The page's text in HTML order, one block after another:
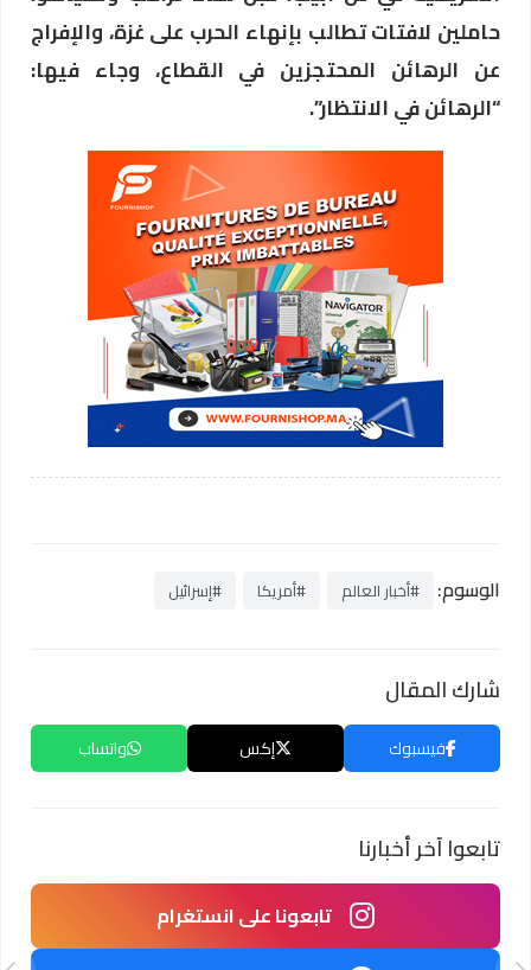
حاملين لافتات تطالب بإنهاء الحرب على غزة، والإفراج
عن الرهائن المحتجزين في القطاع، وجاء فيها:
“الرهائن في الانتظار”.
الوسوم: #أخبار العالم #أمريكا #إسرائيل
شارك المقال
فيسبوك إكس واتساب
تابعوا آخر أخبارنا
تابعونا على انستغرام